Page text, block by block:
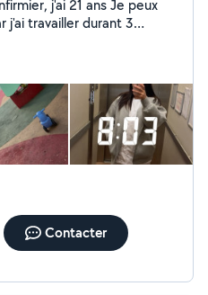
j'ai 21 ans Je peux
durant 3
aide soignante et peu
de revenu pour mes
Contacter